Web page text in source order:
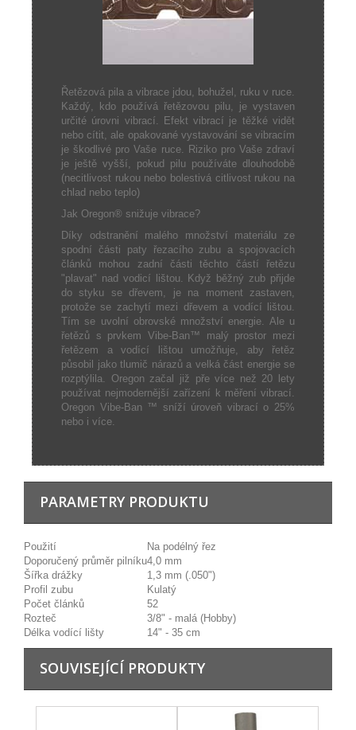
Řetězová pila a vibrace jdou, bohužel, ruku v ruce.
Každý, kdo používá řetězovou pilu, je vystaven
určité úrovni vibrací. Efekt vibrací je těžké vidět
nebo cítit, ale opakované vystavování se vibracím
je škodlivé pro Vaše ruce. Riziko pro Vaše zdraví
je ještě vyšší, pokud pilu používáte dlouhodobě
(necitlivost rukou nebo bolestivá citlivost rukou na
chlad nebo teplo)
Jak Oregon® snižuje vibrace?
Díky odstranění malého množství materiálu ze
spodní části paty řezacího zubu a spojovacích
článků mohou zadní části těchto částí řetězu
"plavat" nad vodicí lištou. Když běžný zub přijde
do styku se dřevem, je na moment zastaven,
protože se zachytí mezi dřevem a vodící lištou.
Tím se uvolní obrovské množství energie. Ale u
řetězů s prvkem Vibe-Ban™ malý prostor mezi
řetězem a vodící lištou umožňuje, aby řetěz
působil jako tlumič nárazů a velká část energie se
rozptýlila. Oregon začal již pře více než 20 lety
používat nejmodernější zařízení k měření vibrací.
Oregon Vibe-Ban ™ sníží úroveň vibrací o 25%
nebo i více.
PARAMETRY PRODUKTU
Použití
Na podélný řez
Doporučený průměr pilníku4,0 mm
Šířka drážky
1,3 mm (.050")
Profil zubu
Kulatý
Počet článků
52
Rozteč
3/8" - malá (Hobby)
Délka vodící lišty
14" - 35 cm
SOUVISEJÍCÍ PRODUKTY